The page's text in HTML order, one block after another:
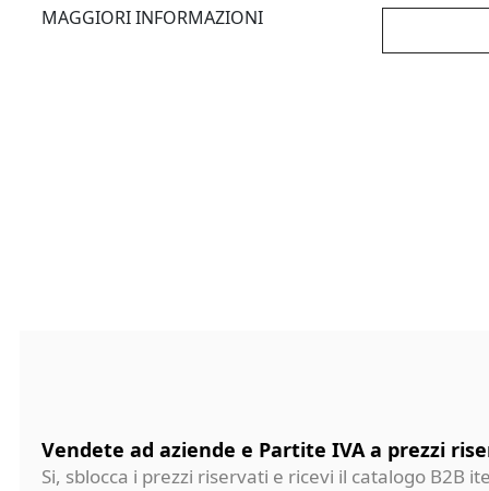
MAGGIORI INFORMAZIONI
Vendete ad aziende e Partite IVA a prezzi
Si, sblocca i prezzi riservati e ricevi il catalogo B2B